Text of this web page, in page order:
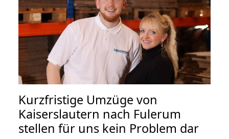
Kurzfristige Umzüge von
Kaiserslautern nach Fulerum
stellen für uns kein Problem dar